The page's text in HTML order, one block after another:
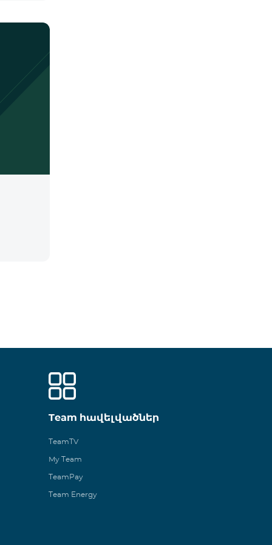
Team հավելվածներ
TeamTV
My Team
TeamPay
Team Energy